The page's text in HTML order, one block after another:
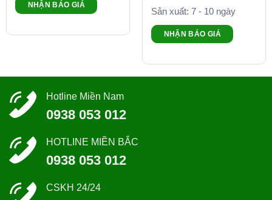
NHẬN BÁO GIÁ
Sản xuất: 7 - 10 ngày
NHẬN BÁO GIÁ
Hotline Miền Nam
0938 053 012
HOTLINE MIỀN BẮC
0938 053 012
CSKH 24/24